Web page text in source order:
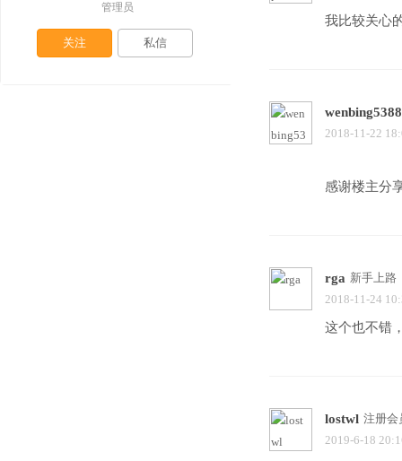
我比较关心
2018-11-22
感谢楼主分
rga 新手上路
2018-11-24
这个也不错
lostwl 注册会
2019-6-18
管理员
关注 私信